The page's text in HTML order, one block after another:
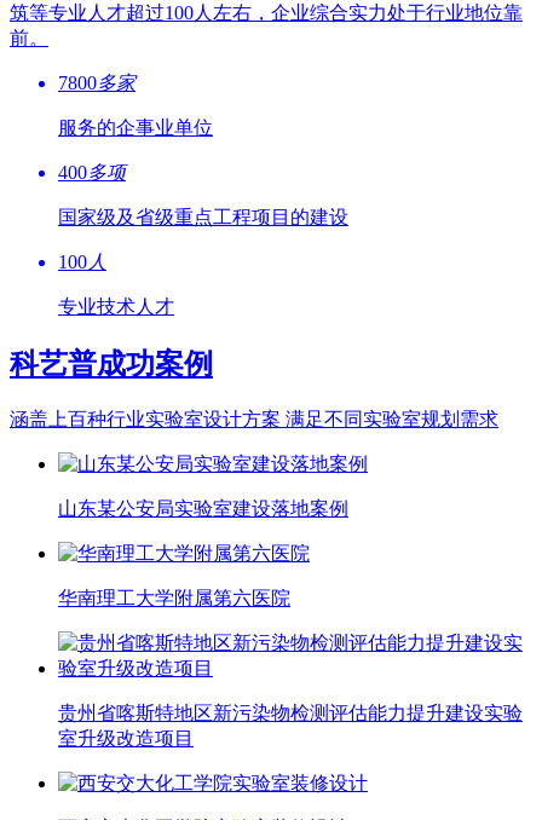
筑等专业人才超过100人左右，企业综合实力处于行业地位靠
前。
7800多家
服务的企事业单位
400多项
国家级及省级重点工程项目的建设
100 人
专业技术人才
科艺普成功案例
涵盖上百种行业实验室设计方案 满足不同实验室规划需求
山东某公安局实验室建设落地案例
华南理工大学附属第六医院
贵州省喀斯特地区新污染物检测评估能力提升建设实验
室升级改造项目